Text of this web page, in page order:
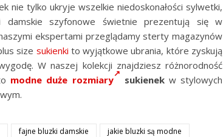
nie tylko ukryje wszelkie niedoskonałości sylwetki,
damskie szyfonowe świetnie prezentują się w
ekspertami przeglądamy sterty magazynów
size sukienki to wyjątkowe ubrania, które zyskują
W naszej kolekcji znajdziesz różnorodność
modne duże rozmiary sukienekw stylowych
fajne bluzki damskie
jakie bluzki są modne